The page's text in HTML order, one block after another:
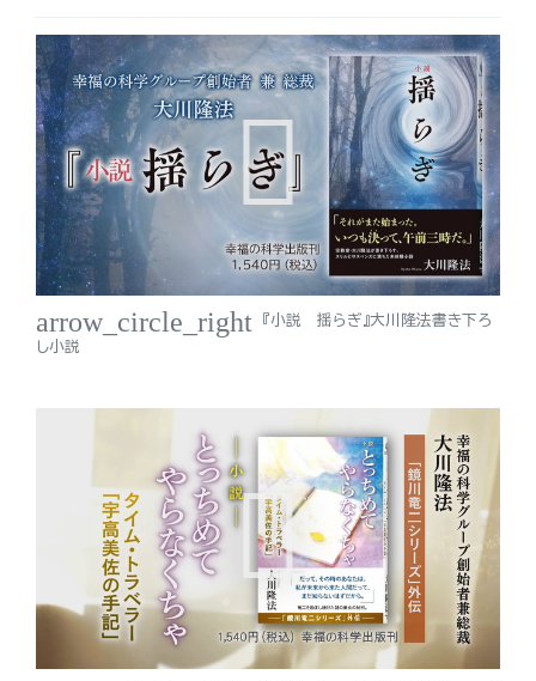
arrow_circle_right
『小説 揺らぎ』大川隆法書き下ろ
し小説